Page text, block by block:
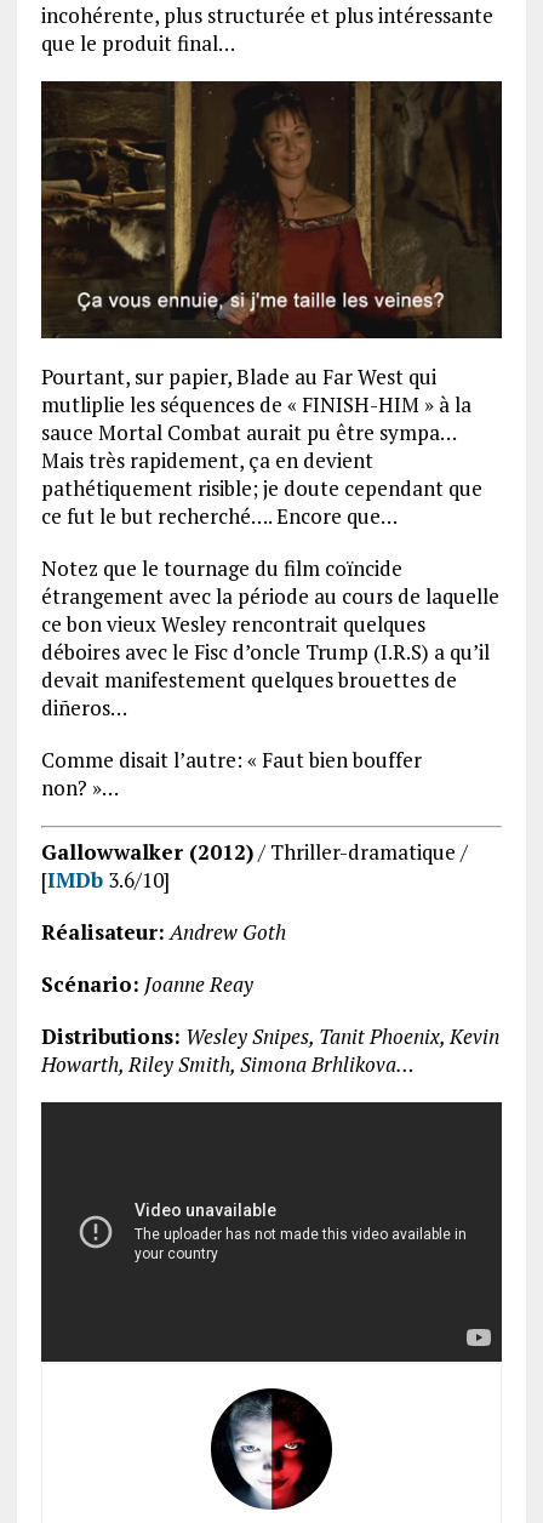
incohérente, plus structurée et plus intéressante
que le produit final…
Pourtant, sur papier, Blade au Far West qui
mutliplie les séquences de « FINISH-HIM » à la
sauce Mortal Combat aurait pu être sympa…
Mais très rapidement, ça en devient
pathétiquement risible; je doute cependant que
ce fut le but recherché…. Encore que…
Notez que le tournage du film coïncide
étrangement avec la période au cours de laquelle
ce bon vieux Wesley rencontrait quelques
déboires avec le Fisc d’oncle Trump (I.R.S) a qu’il
devait manifestement quelques brouettes de
diñeros…
Comme disait l’autre: « Faut bien bouffer
non? »…
Gallowwalker (2012)/ Thriller-dramatique /
[IMDb3.6/10]
Réalisateur:Andrew Goth
Scénario: Joanne Reay
Distributions: Wesley Snipes, Tanit Phoenix, Kevin
Howarth, Riley Smith, Simona Brhlikova…